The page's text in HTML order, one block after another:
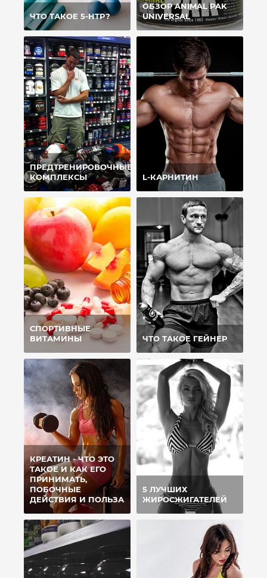
ЧТО ТАКОЕ 5-HTP?
ОБЗОР ANIMAL PAK
UNIVERSAL
ПРЕДТРЕНИРОВОЧНЫЕ
КОМПЛЕКСЫ
L-КАРНИТИН
СПОРТИВНЫЕ
ВИТАМИНЫ
ЧТО ТАКОЕ ГЕЙНЕР
КРЕАТИН - ЧТО ЭТО
ТАКОЕ И КАК ЕГО
ПРИНИМАТЬ,
ПОБОЧНЫЕ
ДЕЙСТВИЯ И ПОЛЬЗА
5 ЛУЧШИХ
ЖИРОСЖИГАТЕЛЕЙ